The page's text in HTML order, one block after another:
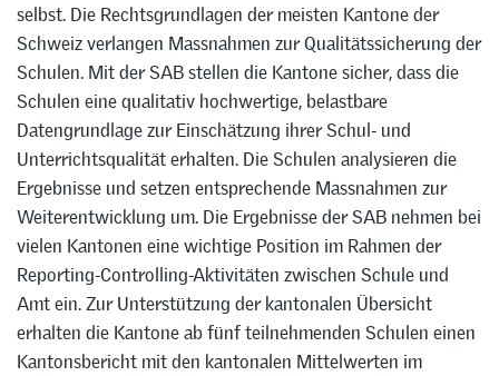
selbst. Die Rechtsgrundlagen der meisten Kantone der
Schweiz verlangen Massnahmen zur Qualitätssicherung der
Schulen. Mit der SAB stellen die Kantone sicher, dass die
Schulen eine qualitativ hochwertige, belastbare
Datengrundlage zur Einschätzung ihrer Schul- und
Unterrichtsqualität erhalten. Die Schulen analysieren die
Ergebnisse und setzen entsprechende Massnahmen zur
Weiterentwicklung um. Die Ergebnisse der SAB nehmen bei
vielen Kantonen eine wichtige Position im Rahmen der
Reporting-Controlling-Aktivitäten zwischen Schule und
Amt ein. Zur Unterstützung der kantonalen Übersicht
erhalten die Kantone ab fünf teilnehmenden Schulen einen
Kantonsbericht mit den kantonalen Mittelwerten im